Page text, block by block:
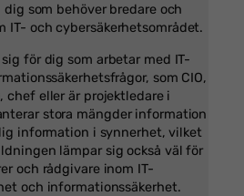
som behöver bredare och
IT- och cybersäkerhetsområdet.
för dig som arbetar med IT-
som CIO,
chef eller är projektledare i
stora mängder information
information i synnerhet, vilket
lämpar sig också väl för
och rådgivare inom IT-
och informationssäkerhet.